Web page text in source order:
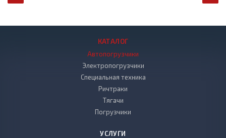
КАТАЛОГ
Автопогрузчики
Электропогрузчики
Специальная техника
Ричтраки
Тягачи
Погрузчики
УСЛУГИ